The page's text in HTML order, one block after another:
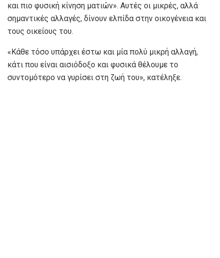
και πιο φυσική κίνηση ματιών». Αυτές οι μικρές, αλλά
σημαντικές αλλαγές, δίνουν ελπίδα στην οικογένεια και
τους οικείους του.
«Κάθε τόσο υπάρχει έστω και μία πολύ μικρή αλλαγή,
κάτι που είναι αισιόδοξο και φυσικά θέλουμε το
συντομότερο να γυρίσει στη ζωή του», κατέληξε.